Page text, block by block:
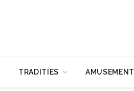
TRADITIES AMUSEMENT